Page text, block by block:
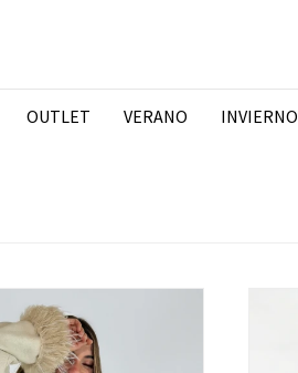
OUTLET VERANO INVIERNO